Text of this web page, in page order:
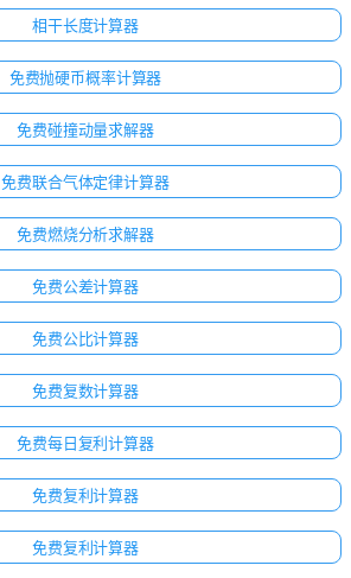
相干长度计算器
免费抛硬币概率计算器
免费碰撞动量求解器
免费联合气体定律计算器
免费燃烧分析求解器
免费公差计算器
免费公比计算器
免费复数计算器
免费每日复利计算器
免费复利计算器
免费复利计算器